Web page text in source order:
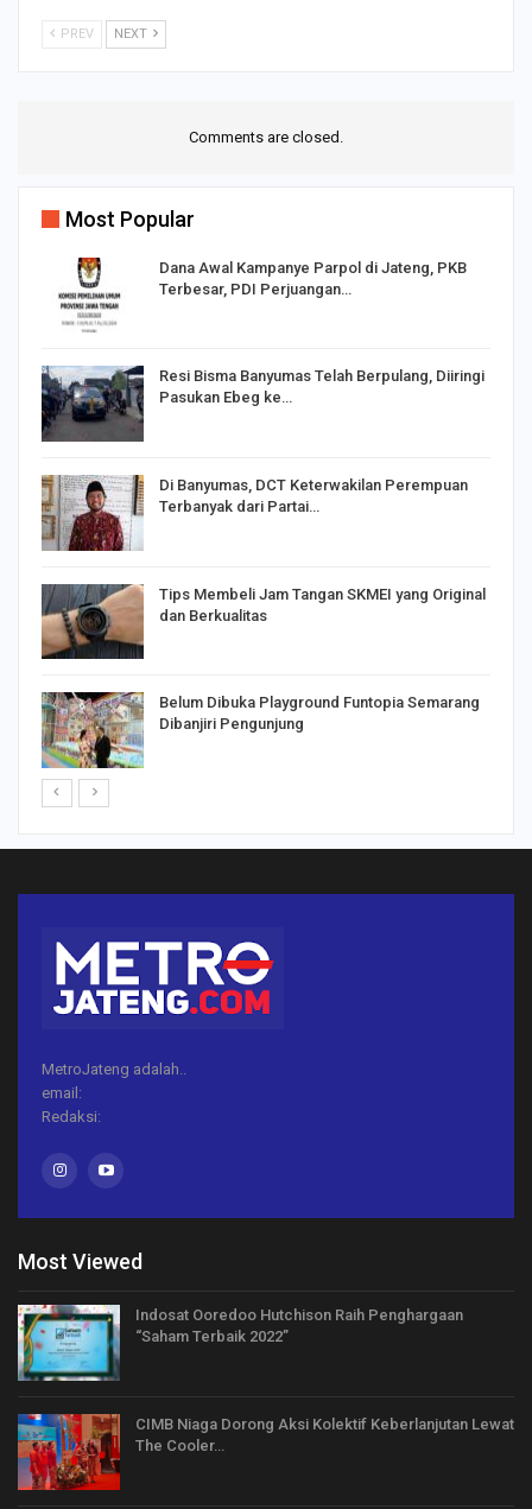
PREV NEXT
Comments are closed.
Most Popular
Dana Awal Kampanye Parpol di Jateng, PKB
Terbesar, PDI Perjuangan…
Resi Bisma Banyumas Telah Berpulang, Diiringi
Pasukan Ebeg ke…
Di Banyumas, DCT Keterwakilan Perempuan
Terbanyak dari Partai…
Tips Membeli Jam Tangan SKMEI yang Original
dan Berkualitas
Belum Dibuka Playground Funtopia Semarang
Dibanjiri Pengunjung
MetroJateng adalah..
email:
Redaksi:
Most Viewed
Indosat Ooredoo Hutchison Raih Penghargaan
“Saham Terbaik 2022”
CIMB Niaga Dorong Aksi Kolektif Keberlanjutan Lewat
The Cooler…